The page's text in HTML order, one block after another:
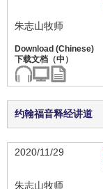
朱志山牧师
约翰福音释经讲道
2020/11/29
朱志山牧师